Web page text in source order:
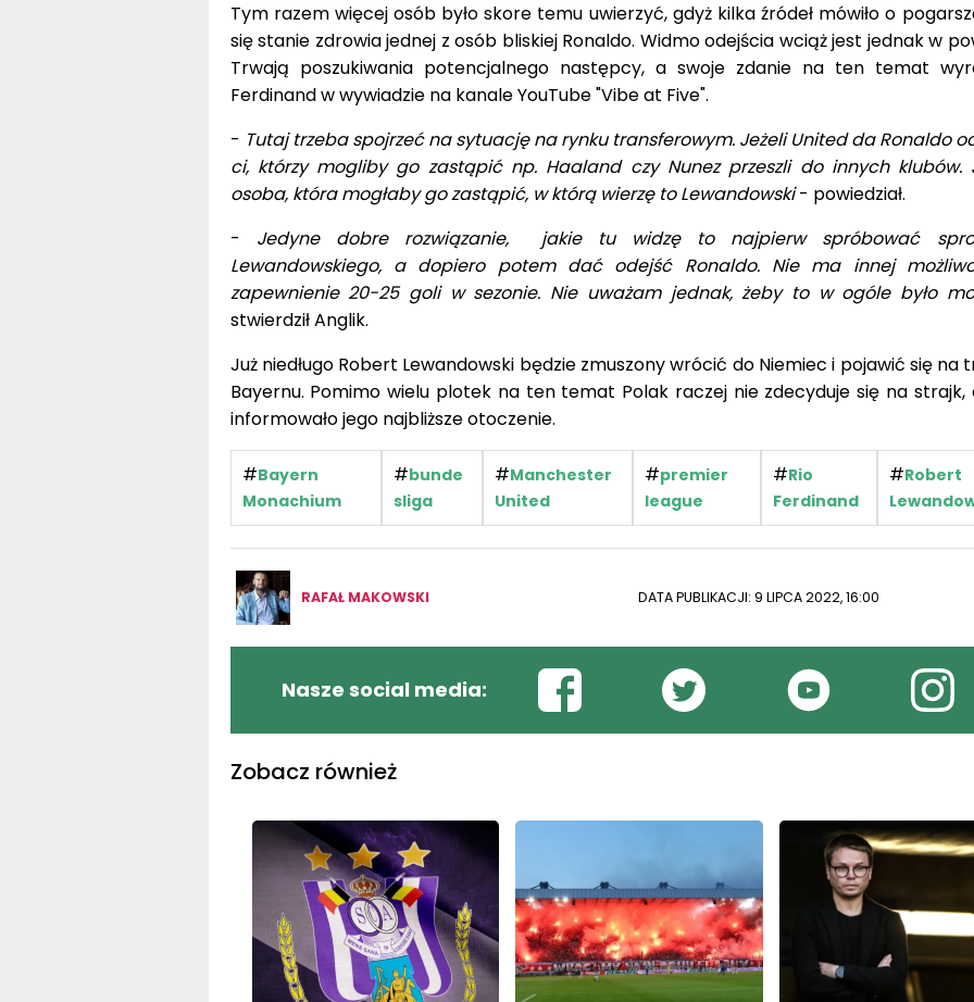
Tym razem więcej osób było skore temu uwierzyć, gdyż kilka źródeł mówiło o
się stanie zdrowia jednej z osób bliskiej Ronaldo. Widmo odejścia wciąż jest jednak w
Trwają poszukiwania potencjalnego następcy, a swoje zdanie na ten temat
Ferdinand w wywiadzie na kanale YouTube "Vibe at Five".
- Tutaj trzeba spojrzeć na sytuację na rynku transferowym. Jeżeli United da Ronaldo
ci, którzy mogliby go zastąpić np. Haaland czy Nunez przeszli do innych klubów.
osoba, która mogłaby go zastąpić, w którą wierzę to Lewandowski- powiedział.
- Jedyne dobre rozwiązanie, jakie tu widzę to najpierw spróbować
Lewandowskiego, a dopiero potem dać odejść Ronaldo. Nie ma innej
zapewnienie 20-25 goli w sezonie. Nie uważam jednak, żeby to w ogóle było
stwierdził Anglik.
Już niedługo Robert Lewandowski będzie zmuszony wrócić do Niemiec i pojawić się na
Bayernu. Pomimo wielu plotek na ten temat Polak raczej nie zdecyduje się na strajk,
informowało jego najbliższe otoczenie.
#Bayern
Monachium
#bunde
sliga
#Manchester
United
#premier
league
#Rio
Ferdinand
#Robert
RAFAŁ MAKOWSKI DATA PUBLIKACJI: 9 LIPCA 2022, 16:00
Nasze social media:
Zobacz również